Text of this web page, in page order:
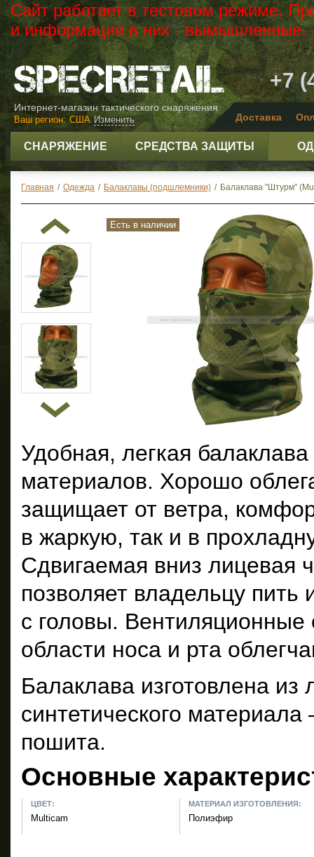
Сайт работает в тестовом режиме.
и информация в них - вымышленные.
Интернет-магазин тактического снаряжения
+7
Доставка
Изменить
Ваш регион: США
СНАРЯЖЕНИЕ СРЕДСТВА ЗАЩИТЫ
Главная / Одежда / Балаклавы (подшлемники) / Балаклава "Штурм"
Есть в наличии
Удобная, легкая
материалов. Хорошо
защищает от ветра,
в жаркую, так и в
Сдвигаемая вниз лицевая
позволяет владельцу пить
с головы. Вентиляционные
области носа и рта
Балаклава изготовлена из
синтетического
пошита.
Основные
ЦВЕТ:
Multicam
МАТЕРИАЛ ИЗГОТОВЛЕНИЯ:
Полиэфир